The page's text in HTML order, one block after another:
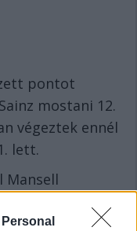
pontot
mostani 12.
végeztek ennél
lett.
Mansell